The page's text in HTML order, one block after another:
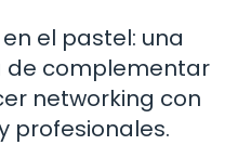
el pastel: una
de complementar
networking con
profesionales.